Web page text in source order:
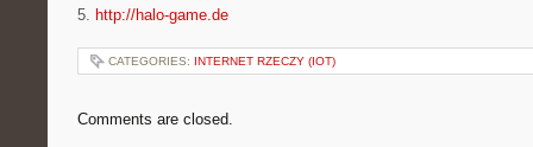
5. http://halo-game.de
CATEGORIES: INTERNET RZECZY (IOT)
Comments are closed.